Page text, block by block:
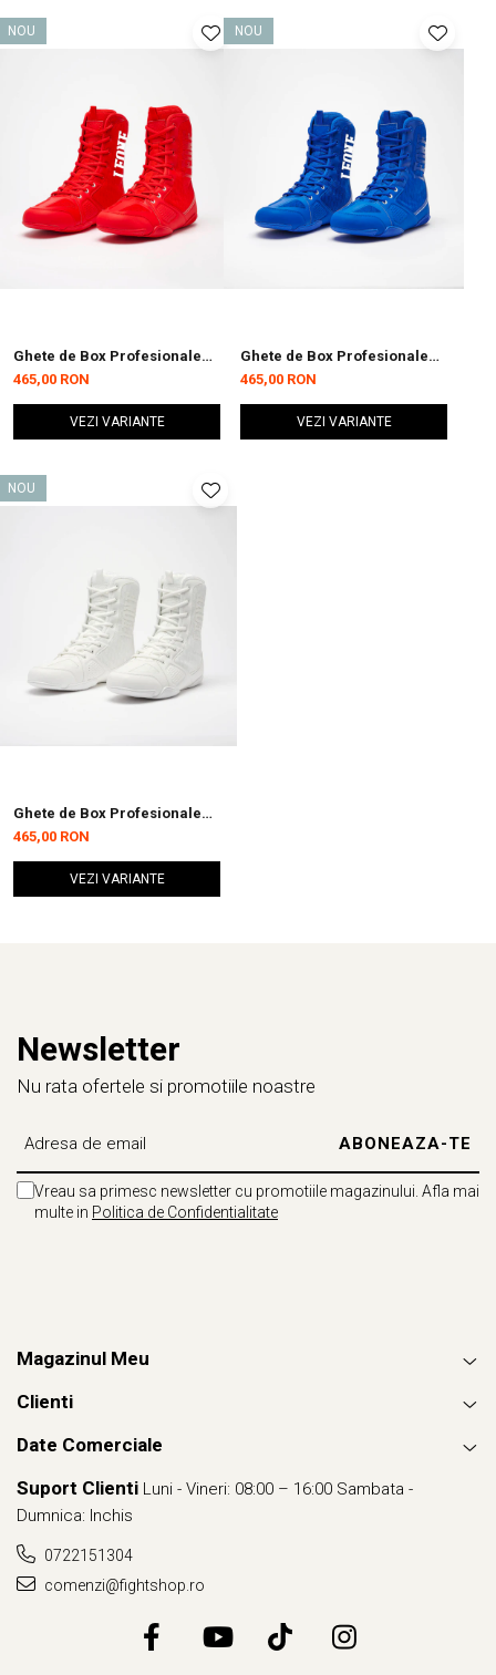
NOU
Ghete de Box Profesionale
Leone Rosii
465,00 RON
VEZI VARIANTE
NOU
Ghete de Box Profesionale
Leone Albastre
465,00 RON
VEZI VARIANTE
NOU
Ghete de Box Profesionale
Leone Albe
465,00 RON
VEZI VARIANTE
Newsletter
Nu rata ofertele si promotiile noastre
Vreau sa primesc newsletter cu promotiile magazinului. Afla mai
multe in Politica de Confidentialitate
Magazinul Meu
Clienti
Date Comerciale
Suport Clienti Luni - Vineri: 08:00 – 16:00 Sambata -
Dumnica: Inchis
0722151304
comenzi@fightshop.ro